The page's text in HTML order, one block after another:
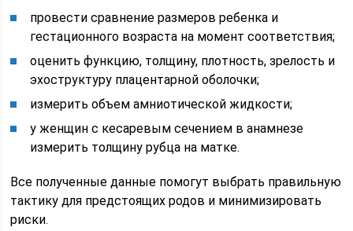
провести сравнение размеров ребенка и
гестационного возраста на момент соответствия;
оценить функцию, толщину, плотность, зрелость и
эхоструктуру плацентарной оболочки;
измерить объем амниотической жидкости;
у женщин с кесаревым сечением в анамнезе
измерить толщину рубца на матке.
Все полученные данные помогут выбрать правильную
тактику для предстоящих родов и минимизировать
риски.